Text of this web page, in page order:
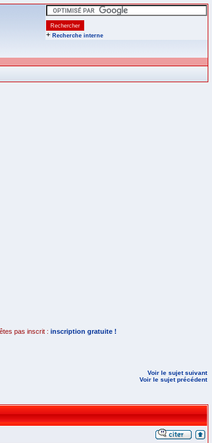
+ Recherche interne
pas inscrit : inscription gratuite !
Voir le sujet suivant
Voir le sujet précédent